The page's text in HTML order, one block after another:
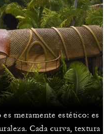
meramente estético: es
Cada curva, textura